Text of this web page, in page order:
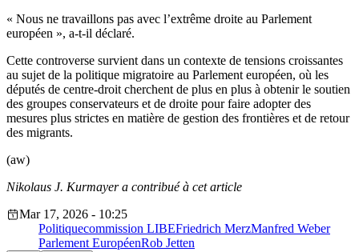
« Nous ne travaillons pas avec l’extrême droite au Parlement
européen », a-t-il déclaré.
Cette controverse survient dans un contexte de tensions croissantes
au sujet de la politique migratoire au Parlement européen, où les
députés de centre-droit cherchent de plus en plus à obtenir le soutien
des groupes conservateurs et de droite pour faire adopter des
mesures plus strictes en matière de gestion des frontières et de retour
des migrants.
(aw)
Nikolaus J. Kurmayer a contribué à cet article
Mar 17, 2026 - 10:25
Politiquecommission LIBEFriedrich MerzManfred Weber
Parlement EuropéenRob Jetten